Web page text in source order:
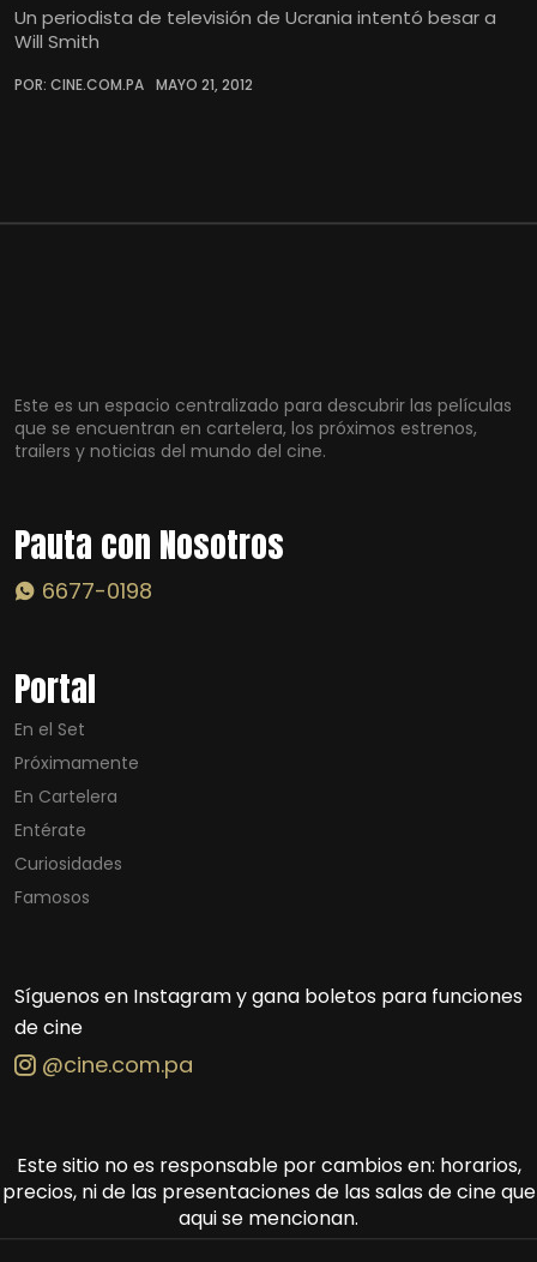
Un periodista de televisión de Ucrania intentó besar a
Will Smith
POR: CINE.COM.PA MAYO 21, 2012
Este es un espacio centralizado para descubrir las películas
que se encuentran en cartelera, los próximos estrenos,
trailers y noticias del mundo del cine.
Pauta con Nosotros
6677-0198
Portal
En el Set
Próximamente
En Cartelera
Entérate
Curiosidades
Famosos
Síguenos en Instagram y gana boletos para funciones
de cine
@cine.com.pa
Este sitio no es responsable por cambios en: horarios,
precios, ni de las presentaciones de las salas de cine que
aqui se mencionan.